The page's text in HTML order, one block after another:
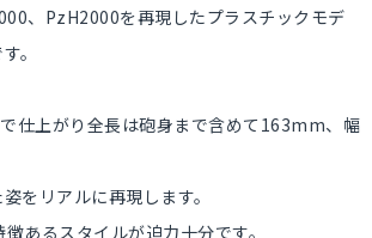
、PzH2000を再現したプラスチックモデ
。
仕上がり全長は砲身まで含めて163mm、幅
をリアルに再現します。
あるスタイルが迫力十分です。